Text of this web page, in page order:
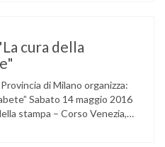
cura della
di Milano organizza:
Sabato 14 maggio 2016
stampa – Corso Venezia,